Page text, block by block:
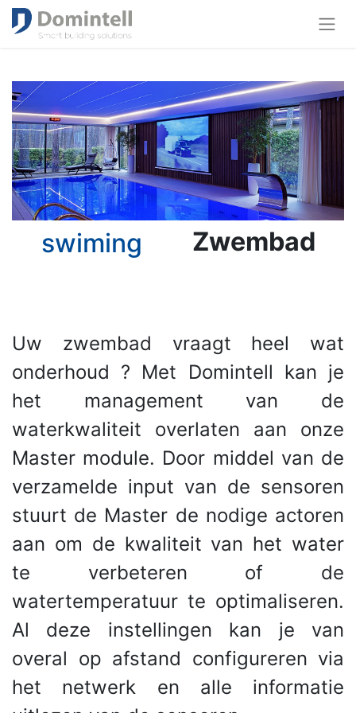
swiming Zwembad
Uw zwembad vraagt heel wat
onderhoud ? Met Domintell kan je
het management van de
waterkwaliteit overlaten aan onze
Master module. Door middel van de
verzamelde input van de sensoren
stuurt de Master de nodige actoren
aan om de kwaliteit van het water
te verbeteren of de
watertemperatuur te optimaliseren.
Al deze instellingen kan je van
overal op afstand configureren via
het netwerk en alle informatie